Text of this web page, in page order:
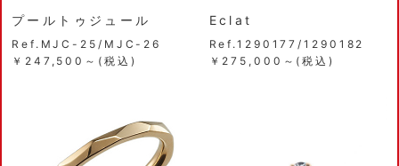
プールトゥジュール
Ref.MJC-25/MJC-26
￥247,500～(税込)
Eclat
Ref.1290177/1290182
￥275,000～(税込)